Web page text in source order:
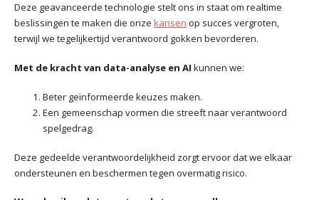
Deze geavanceerde technologie stelt ons in staat om realtime
beslissingen te maken die onze kansen op succes vergroten,
terwijl we tegelijkertijd verantwoord gokken bevorderen.
Met de kracht van data-analyse en AI kunnen we:
Beter geïnformeerde keuzes maken.
Een gemeenschap vormen die streeft naar verantwoord
spelgedrag.
Deze gedeelde verantwoordelijkheid zorgt ervoor dat we elkaar
ondersteunen en beschermen tegen overmatig risico.